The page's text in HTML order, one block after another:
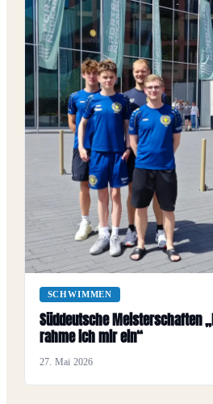
SCHWIMMEN
Süddeutsche Meisterschaften
rahme ich mir ein“
27. Mai 2026